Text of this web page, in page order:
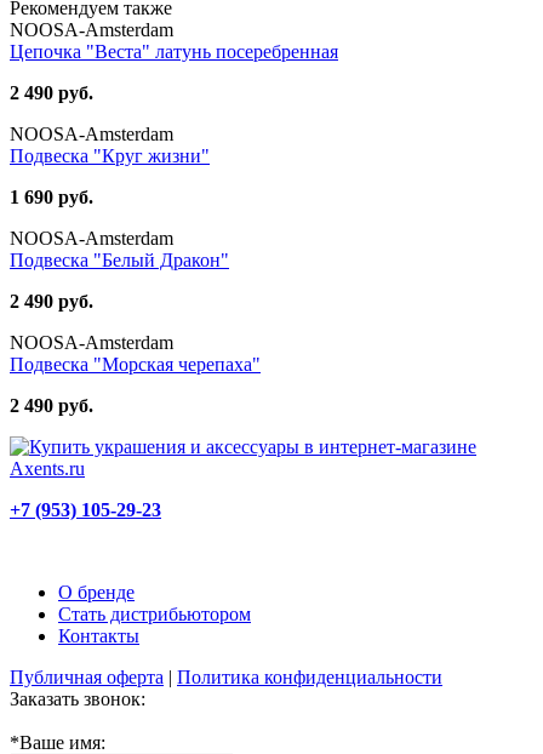
Рекомендуем также
NOOSA-Amsterdam
Цепочка "Веста" латунь посеребренная
2 490 руб.
NOOSA-Amsterdam
Подвеска "Круг жизни"
1 690 руб.
NOOSA-Amsterdam
Подвеска "Белый Дракон"
2 490 руб.
NOOSA-Amsterdam
Подвеска "Морская черепаха"
2 490 руб.
+7 (953) 105-29-23
О бренде
Стать дистрибьютором
Контакты
Публичная оферта | Политика конфиденциальности
Заказать звонок:
*Ваше имя: